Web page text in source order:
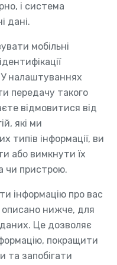
і система
дані.
мобільні
налаштуваннях
передачу такого
відмовитися від
які ми
типів інформації, ви
або вимкнути їх
чи пристрою.
інформацію про вас
описано нижче, для
Це дозволяє
покращити
та запобігати